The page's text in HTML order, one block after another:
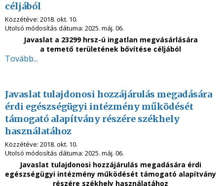
céljából
Közzétéve: 2018. okt. 10.
Utolsó módosítás dátuma: 2025. máj. 06.
Javaslat a 23299 hrsz-ú ingatlan megvásárlására
a temető területének bővítése céljából
Tovább...
Javaslat tulajdonosi hozzájárulás megadására
érdi egészségügyi intézmény működését
támogató alapítvány részére székhely
használatához
Közzétéve: 2018. okt. 10.
Utolsó módosítás dátuma: 2025. máj. 06.
Javaslat tulajdonosi hozzájárulás megadására érdi
egészségügyi intézmény működését támogató alapítvány
részére székhely használatához